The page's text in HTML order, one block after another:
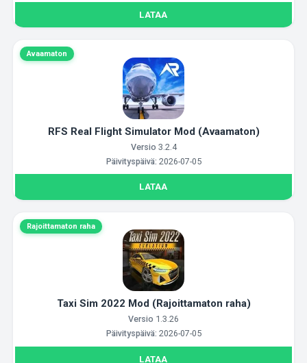
LATAA
Avaamaton
RFS Real Flight Simulator Mod (Avaamaton)
Versio 3.2.4
Päivityspäivä: 2026-07-05
LATAA
Rajoittamaton raha
Taxi Sim 2022 Mod (Rajoittamaton raha)
Versio 1.3.26
Päivityspäivä: 2026-07-05
LATAA